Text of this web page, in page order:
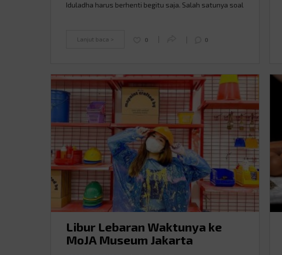
Iduladha harus berhenti begitu saja. Salah satunya soal
Nah, bagi kamu yang bingung bagaimana olahan daging
Continued
Lanjut baca > 0 0
Libur Lebaran Waktunya ke
MoJA Museum Jakarta